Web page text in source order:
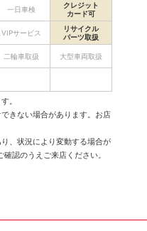
一日車検
クレジット
カード可
VIPサービス
リサイクル
パーツ取扱
二輪車取扱 大型車両取扱
。
きない場合があります。お店
、状況により変動する場合が
認のうえご来店ください。